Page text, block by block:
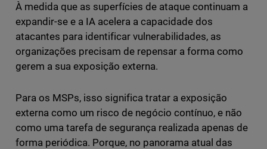
À medida que as superfícies de ataque continuam a
expandir-se e a IA acelera a capacidade dos
atacantes para identificar vulnerabilidades, as
organizações precisam de repensar a forma como
gerem a sua exposição externa.
Para os MSPs, isso significa tratar a exposição
externa como um risco de negócio contínuo, e não
como uma tarefa de segurança realizada apenas de
forma periódica. Porque, no panorama atual das